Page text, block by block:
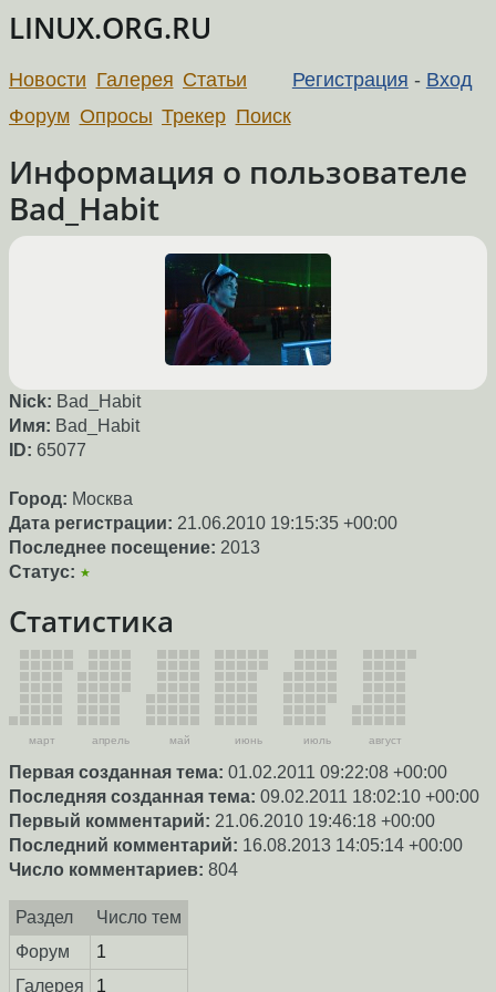
LINUX.ORG.RU
Регистрация - Вход
Новости Галерея Статьи
Форум Опросы Трекер Поиск
Информация о пользователе
Bad_Habit
Nick: Bad_Habit
Имя: Bad_Habit
ID: 65077
Город: Москва
Дата регистрации: 21.06.2010 19:15:35 +00:00
Последнее посещение: 2013
Статус: ★
Статистика
март апрель май июнь июль август
Первая созданная тема: 01.02.2011 09:22:08 +00:00
Последняя созданная тема: 09.02.2011 18:02:10 +00:00
Первый комментарий: 21.06.2010 19:46:18 +00:00
Последний комментарий: 16.08.2013 14:05:14 +00:00
Число комментариев: 804
Раздел
Число тем
Форум
1
Галерея
1